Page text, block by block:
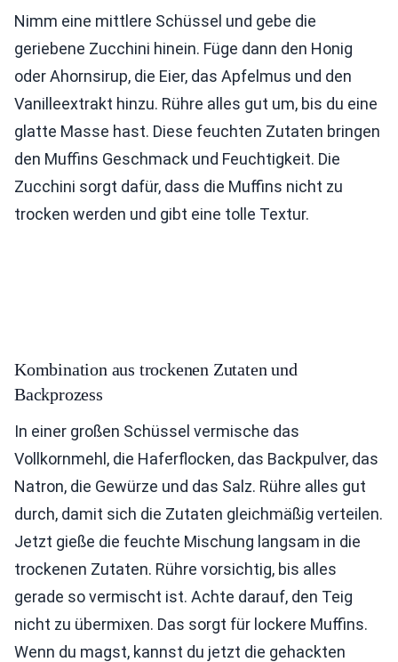
Nimm eine mittlere Schüssel und gebe die
geriebene Zucchini hinein. Füge dann den Honig
oder Ahornsirup, die Eier, das Apfelmus und den
Vanilleextrakt hinzu. Rühre alles gut um, bis du eine
glatte Masse hast. Diese feuchten Zutaten bringen
den Muffins Geschmack und Feuchtigkeit. Die
Zucchini sorgt dafür, dass die Muffins nicht zu
trocken werden und gibt eine tolle Textur.
Kombination aus trockenen Zutaten und
Backprozess
In einer großen Schüssel vermische das
Vollkornmehl, die Haferflocken, das Backpulver, das
Natron, die Gewürze und das Salz. Rühre alles gut
durch, damit sich die Zutaten gleichmäßig verteilen.
Jetzt gieße die feuchte Mischung langsam in die
trockenen Zutaten. Rühre vorsichtig, bis alles
gerade so vermischt ist. Achte darauf, den Teig
nicht zu übermixen. Das sorgt für lockere Muffins.
Wenn du magst, kannst du jetzt die gehackten